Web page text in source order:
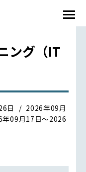
ング（IT
日
2026年09月
年09月17日～2026